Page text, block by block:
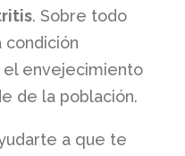
. Sobre todo
envejecimiento
de la población.
a que te